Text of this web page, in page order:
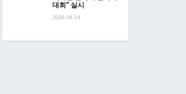
대회” 실시
2026-04-14